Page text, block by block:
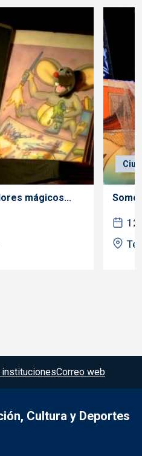
mágicos...
institucionesCorreo web
Cultura y Deportes